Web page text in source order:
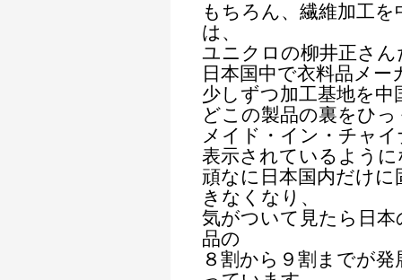
もちろん、繊維加工
は、
ユニクロの柳井正さ
日本国中で衣料品メ
少しずつ加工基地を
どこの製品の裏をひ
メイド・イン・チャ
表示されているよう
頑なに日本国内だけ
きなくなり、
気がついて見たら日
品の
８割から９割までが